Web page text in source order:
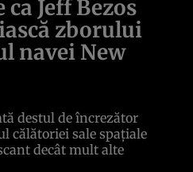
ca Jeff Bezos
zborului
navei New
destul de încrezător
călătoriei sale spațiale
decât mult alte